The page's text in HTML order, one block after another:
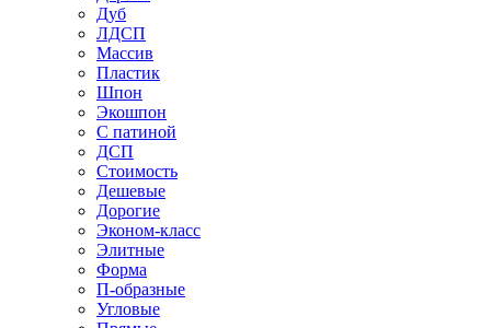
Дуб
ЛДСП
Массив
Пластик
Шпон
Экошпон
С патиной
ДСП
Стоимость
Дешевые
Дорогие
Эконом-класс
Элитные
Форма
П-образные
Угловые